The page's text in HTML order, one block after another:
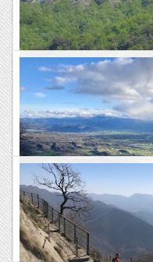
Els Visas
Bellmunt pel vessant
29.05.21 Ja ni recordo la
Bellmunt, aquest bell santuari
escarpada cresta i ben visible
Centre Excursionista Àliga
Bellmunt
Rutes Salvatges